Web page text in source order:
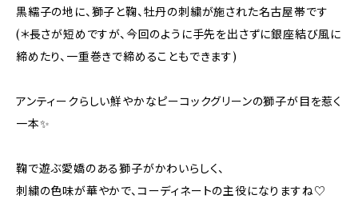
黒繻子の地に、獅子と鞠、牡丹の刺繍が施された名古屋帯です
(＊長さが短めですが、今回のように手先を出さずに銀座結び風に
締めたり、一重巻きで締めることもできます)
アンティークらしい鮮やかなピーコックグリーンの獅子が目を惹く
一本✨️
鞠で遊ぶ愛嬌のある獅子がかわいらしく、
刺繍の色味が華やかで、コーディネートの主役になりますね♡